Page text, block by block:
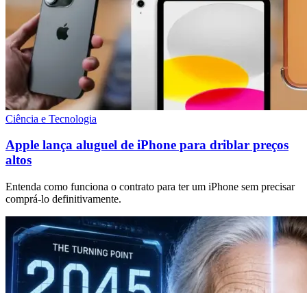
Ciência e Tecnologia
Apple lança aluguel de iPhone para driblar preços
altos
Entenda como funciona o contrato para ter um iPhone sem precisar
comprá-lo definitivamente.